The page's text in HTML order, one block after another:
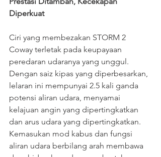
Diperkuat
Ciri yang membezakan STORM 2
Coway terletak pada keupayaan
peredaran udaranya yang unggul.
Dengan saiz kipas yang diperbesarkan,
lelaran ini mempunyai 2.5 kali ganda
potensi aliran udara, menyamai
kelajuan angin yang dipertingkatkan
dan arus udara yang dipertingkatkan.
Kemasukan mod kabus dan fungsi
aliran udara berbilang arah membawa